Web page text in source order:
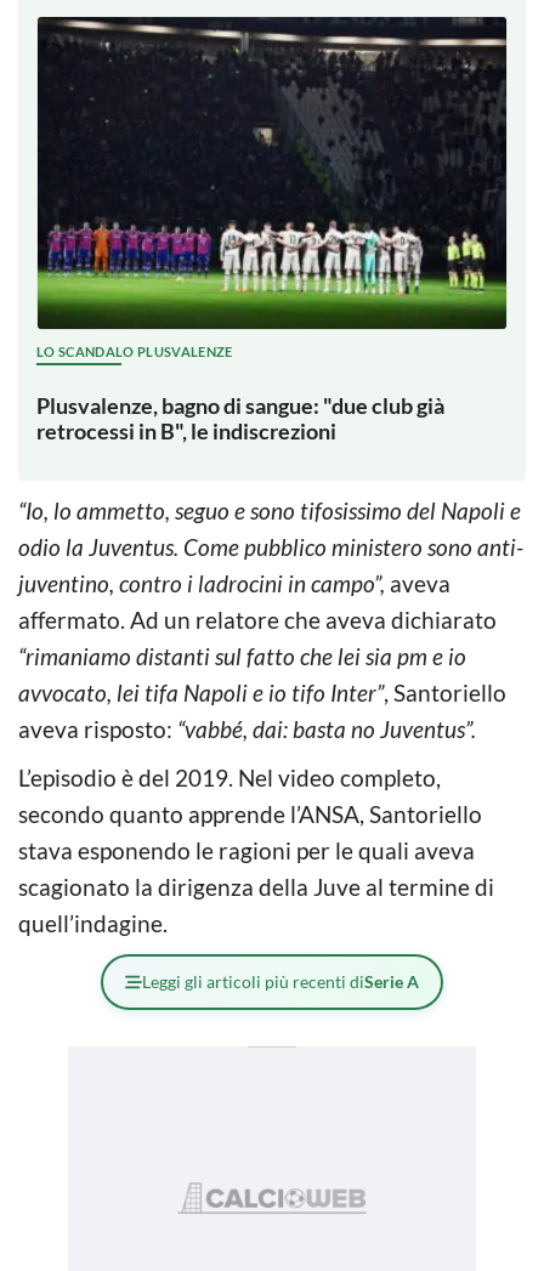
LO SCANDALO PLUSVALENZE
Plusvalenze, bagno di sangue: "due club già
retrocessi in B", le indiscrezioni
“Io, lo ammetto, seguo e sono tifosissimo del Napoli e
odio la Juventus. Come pubblico ministero sono anti-
juventino, contro i ladrocini in campo”, aveva
affermato. Ad un relatore che aveva dichiarato
“rimaniamo distanti sul fatto che lei sia pm e io
avvocato, lei tifa Napoli e io tifo Inter”, Santoriello
aveva risposto: “vabbé, dai: basta no Juventus”.
L’episodio è del 2019. Nel video completo,
secondo quanto apprende l’ANSA, Santoriello
stava esponendo le ragioni per le quali aveva
scagionato la dirigenza della Juve al termine di
quell’indagine.
Leggi gli articoli più recenti diSerie A